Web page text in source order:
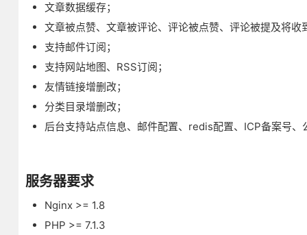
文章数据缓存；
文章被点赞、文章被评论、评论被点赞、评论被提及将收
支持邮件订阅；
支持网站地图、RSS订阅；
友情链接增删改；
分类目录增删改；
后台支持站点信息、邮件配置、redis配置、ICP备案号、
服务器要求
Nginx >= 1.8
PHP >= 7.1.3